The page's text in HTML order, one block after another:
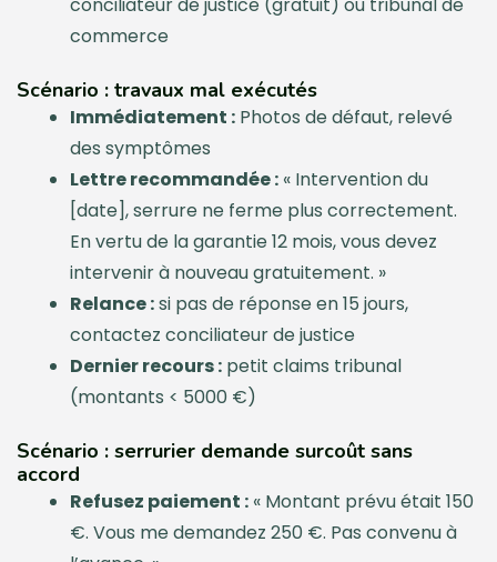
conciliateur de justice (gratuit) ou tribunal de
commerce
Scénario : travaux mal exécutés
Immédiatement : Photos de défaut, relevé
des symptômes
Lettre recommandée : « Intervention du
[date], serrure ne ferme plus correctement.
En vertu de la garantie 12 mois, vous devez
intervenir à nouveau gratuitement. »
Relance :si pas de réponse en 15 jours,
contactez conciliateur de justice
Dernier recours : petit claims tribunal
(montants < 5000 €)
Scénario : serrurier demande surcoût sans
accord
Refusez paiement : « Montant prévu était 150
€. Vous me demandez 250 €. Pas convenu à